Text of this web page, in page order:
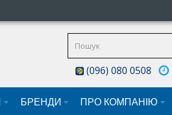
(096) 080 0508
БРЕНДИ ПРО КОМПАНІЮ